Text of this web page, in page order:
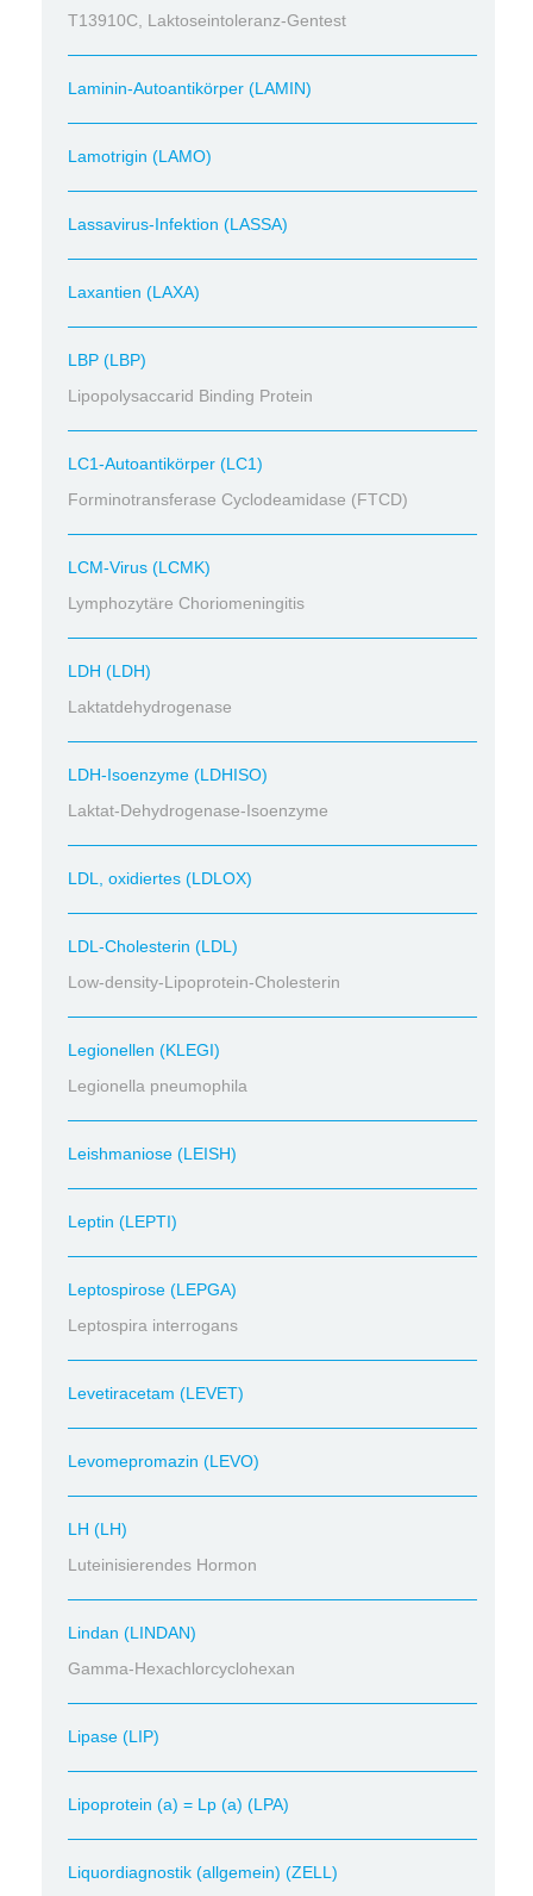
T13910C, Laktoseintoleranz-Gentest
Laminin-Autoantikörper (LAMIN)
Lamotrigin (LAMO)
Lassavirus-Infektion (LASSA)
Laxantien (LAXA)
LBP (LBP)
Lipopolysaccarid Binding Protein
LC1-Autoantikörper (LC1)
Forminotransferase Cyclodeamidase (FTCD)
LCM-Virus (LCMK)
Lymphozytäre Choriomeningitis
LDH (LDH)
Laktatdehydrogenase
LDH-Isoenzyme (LDHISO)
Laktat-Dehydrogenase-Isoenzyme
LDL, oxidiertes (LDLOX)
LDL-Cholesterin (LDL)
Low-density-Lipoprotein-Cholesterin
Legionellen (KLEGI)
Legionella pneumophila
Leishmaniose (LEISH)
Leptin (LEPTI)
Leptospirose (LEPGA)
Leptospira interrogans
Levetiracetam (LEVET)
Levomepromazin (LEVO)
LH (LH)
Luteinisierendes Hormon
Lindan (LINDAN)
Gamma-Hexachlorcyclohexan
Lipase (LIP)
Lipoprotein (a) = Lp (a) (LPA)
Liquordiagnostik (allgemein) (ZELL)